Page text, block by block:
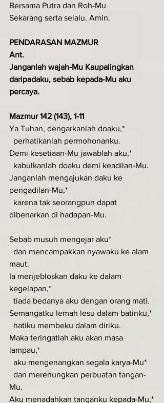
Bersama Putra dan Roh-Mu
Sekarang serta selalu. Amin.
PENDARASAN MAZMUR
Ant.
Janganlah wajah-Mu Kaupalingkan
daripadaku, sebab kepada-Mu aku
percaya.
Mazmur 142 (143), 1-11
Ya Tuhan, dengarkanlah doaku,*
  perhatikanlah permohonanku.
Demi kesetiaan-Mu jawablah aku,*
  kabulkanlah doaku demi keadilan-Mu.
Janganlah mengajukan daku ke
pengadilan-Mu,*
dibenarkan di hadapan-Mu.
Sebab musuh mengejar aku*
maut.
Ia menjebloskan daku ke dalam
kegelapan,*
  tiada bedanya aku dengan orang mati.
Semangatku lemah lesu dalam batinku,*
  hatiku membeku dalam diriku.
Maka teringatlah aku akan masa
lampau,†
  aku mengenangkan segala karya-Mu*
Mu.
Aku menadahkan tanganku kepada-Mu,*